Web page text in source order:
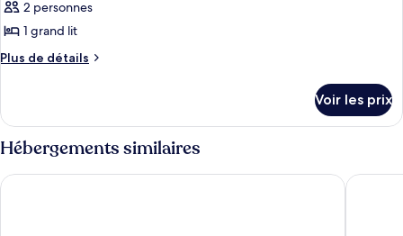
pour
ce
type
de
Suite
(No.8)
2 personnes
1 grand lit
Plus de détails
Plus
le
type
de
chambre
Suite
Voir les prix
Hébergements similaires
Toyoko Inn Daejeon Government Complex Anook